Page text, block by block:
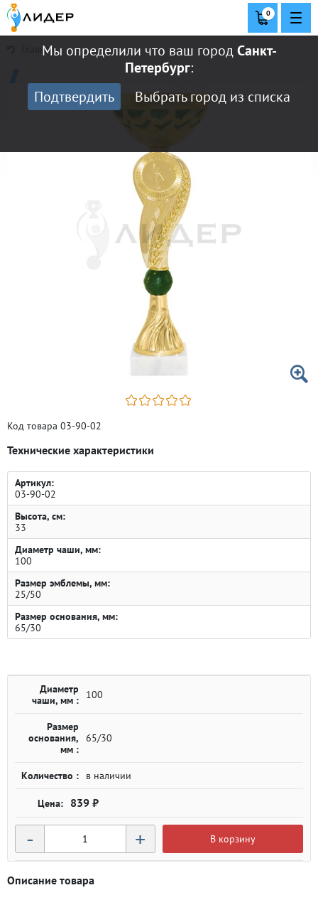
Мы определили что ваш городСанкт-
Петербург:
Подтвердить
Выбрать город из списка
0
Главная
Код товара 03-90-02
Технические характеристики
Артикул:
03-90-02
Высота, см:
33
Диаметр чаши, мм:
100
Размер эмблемы, мм:
25/50
Размер основания, мм:
65/30
Диаметр
чаши, мм :
100
Размер
основания,
мм :
65/30
Количество : в наличии
839 ₽
- + В корзину
Описание товара